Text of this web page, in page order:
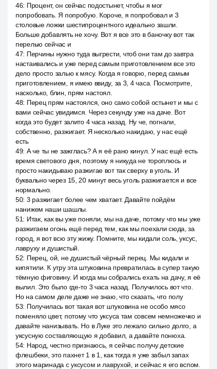
46: Процент, он сейчас подостынет, чтобы я мог
попробовать. Я попробую. Короче, я попробовал и 3
столовые ложки шестипроцентного идеально зашли.
Больше добавлять не хочу. Вот я все это в баночку вот так
перелью сейчас и
47: Перчины нужно туда выгрести, чтоб они там до завтра
настаивались и уже перед самым приготовлением все это
дело просто залью к мясу. Когда я говорю, перед самым
приготовлением, я имею ввиду, за 3, 4 часа. Посмотрите,
насколько, блин, прям настоял.
48: Перец прям настоялся, оно само собой остынет и мы с
вами сейчас увидимся. Через секунду уже на даче. Вот
когда это будет залито 4 часа назад. Ну че, погнали,
собственно, разжигает. Я несколько накидаю, у нас ещё
есть
49: А че ты не зажглась? А я её рано кинул. У нас ещё есть
время светового дня, поэтому я никуда не тороплюсь и
просто накидываю разжигае вот так сверху в уголь. И
буквально через 15, 20 минут весь уголь разжигается и все
нормально.
50: 3 разжигает более чем хватает. Давайте пойдём
нанижем наши шашлы.
51: Итак, как вы уже поняли, мы на даче, потому что мы уже
разжигаем огонь ещё перед тем, как мы поехали сюда, за
город, я вот всю эту жижу. Помните, мы кидали соль, уксус,
лавруху и душистый.
52: Перец, ой, не душистый чёрный перец. Мы кидали и
кипятили. К утру эта штуковина превратилась в супер такую
тёмную фиговину. И когда мы собрались ехать на дачу, я её
вылил. Это было где-то 3 часа назад. Получилось вот что.
Но на самом деле даже не знаю, что сказать, что полу
53: Получилась вот такая вот штуковина не особо мясо
поменяло цвет, потому что уксуса там совсем немножечко и
давайте нанизывать. Но в Луке это лежало сильно долго, а
уксусную составляющую я добавил, а давайте понюха.
54: Народ, честно признаюсь, я сейчас получу детские
флешбеки, это пахнет 1 в 1, как тогда я уже забыл запах
этого маринада с уксусом и лаврухой, и сейчас я его вспом.